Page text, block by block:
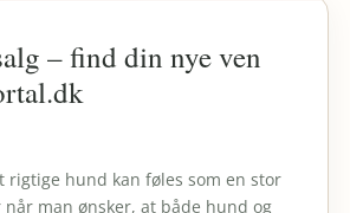
– find din nye ven
rigtige hund kan føles som en stor
man ønsker, at både hund og